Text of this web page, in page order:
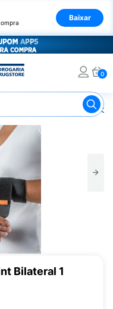
Baixar
0
Bilateral 1